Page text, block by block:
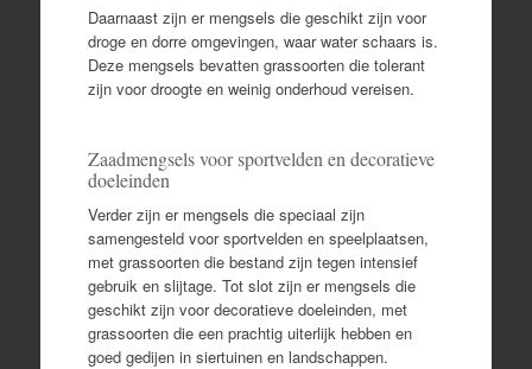
Daarnaast zijn er mengsels die geschikt zijn voor
droge en dorre omgevingen, waar water schaars is.
Deze mengsels bevatten grassoorten die tolerant
zijn voor droogte en weinig onderhoud vereisen.
Zaadmengsels voor sportvelden en decoratieve
doeleinden
Verder zijn er mengsels die speciaal zijn
samengesteld voor sportvelden en speelplaatsen,
met grassoorten die bestand zijn tegen intensief
gebruik en slijtage. Tot slot zijn er mengsels die
geschikt zijn voor decoratieve doeleinden, met
grassoorten die een prachtig uiterlijk hebben en
goed gedijen in siertuinen en landschappen.